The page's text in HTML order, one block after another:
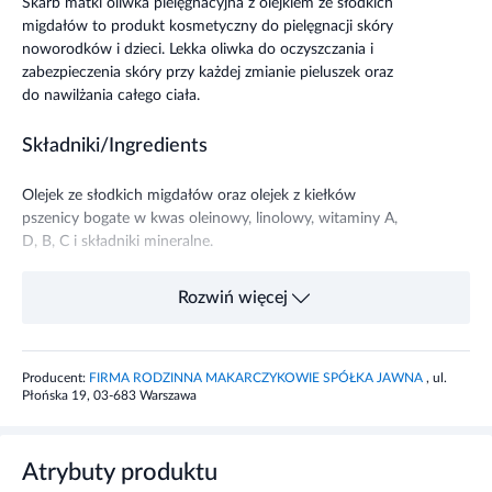
migdałów to produkt kosmetyczny do pielęgnacji skóry
noworodków i dzieci. Lekka oliwka do oczyszczania i
zabezpieczenia skóry przy każdej zmianie pieluszek oraz
do nawilżania całego ciała.
Składniki/Ingredients
Olejek ze słodkich migdałów oraz olejek z kiełków
pszenicy bogate w kwas oleinowy, linolowy, witaminy A,
D, B, C i składniki mineralne.
Przeznaczenie produktu
życia. Wskazana szczególnie do pielęgnacji skóry suchej,
Właściwości produktu
Rozwiń więcej
Producent: FIRMA RODZINNA MAKARCZYKOWIE SPÓŁKA JAWNA , ul.
Płońska 19, 03-683 Warszawa
Atrybuty produktu